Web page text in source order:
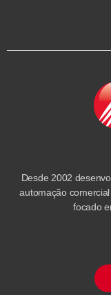
Desde 2002
automação
focado